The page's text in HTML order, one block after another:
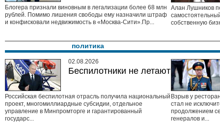
Блогера признали виновным в легализации более 68 млн
рублей. Помимо лишения свободы ему назначили штраф
и конфисковали недвижимость в «Москва-Сити».Пр...
Алан Лушников
собственную
политика
02.08.2026
Беспилотники не летают
Российская беспилотная отрасль получила национальный
проект, многомиллиардные субсидии, отдельное
управление в Минпромторге и гарантированный
государс...
Взрыв у
стал не
продолжением
генералов и...